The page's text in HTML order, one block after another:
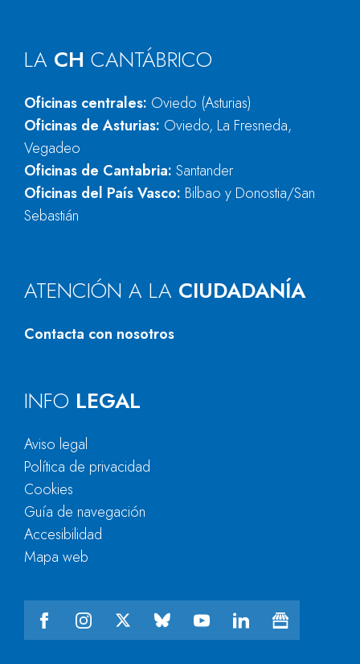
LA CH CANTÁBRICO
Oficinas centrales: Oviedo (Asturias)
Oficinas de Asturias: Oviedo, La Fresneda,
Vegadeo
Oficinas de Cantabria: Santander
Oficinas del País Vasco: Bilbao y Donostia/San
Sebastián
ATENCIÓN A LA CIUDADANÍA
Contacta con nosotros
INFO LEGAL
Aviso legal
Política de privacidad
Cookies
Guía de navegación
Accesibilidad
Mapa web